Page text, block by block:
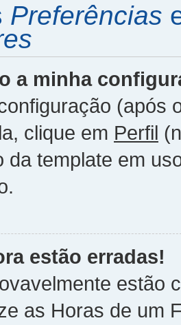
Preferências
a minha
(após
clique em Perfil
da template em
estão erradas!
estão
as Horas de um